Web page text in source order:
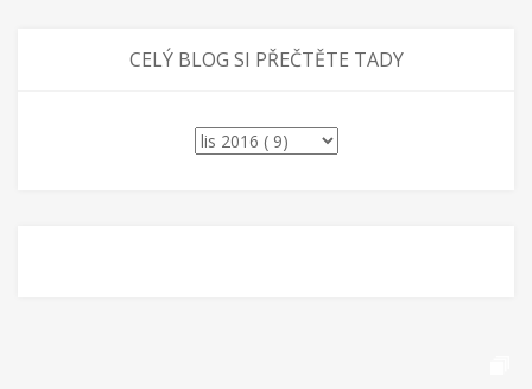
CELÝ BLOG SI PŘEČTĚTE TADY